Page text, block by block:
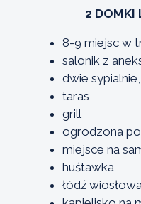
2 DOMKI
8-9 miejsc w
salonik z
dwie
taras
grill
ogrodzona
miejsce na
huśtawka
łódź